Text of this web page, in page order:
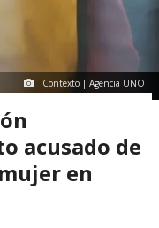
Contexto | Agencia UNO
acusado de
en